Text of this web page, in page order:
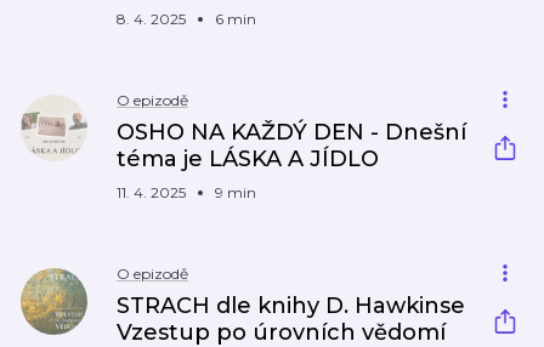
8. 4. 2025 6 min
O epizodě
OSHO NA KAŽDÝ DEN - Dnešní
téma je LÁSKA A JÍDLO
11. 4. 2025 9 min
O epizodě
STRACH dle knihy D. Hawkinse
Vzestup po úrovních vědomí